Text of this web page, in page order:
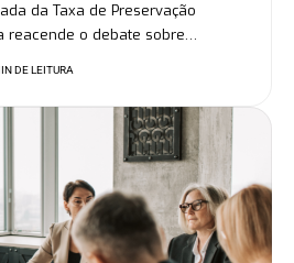
da Taxa de Preservação
reacende o debate sobre…
DE LEITURA